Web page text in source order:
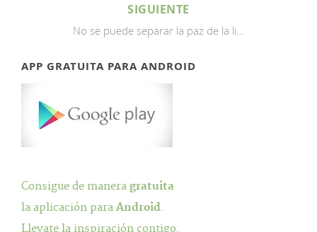
SIGUIENTE
No se puede separar la paz de la li...
APP GRATUITA PARA ANDROID
Consigue de manera gratuita
la aplicación para Android.
Llevate la inspiración contigo.